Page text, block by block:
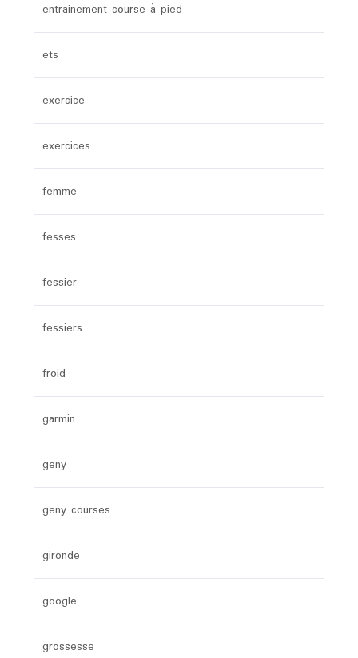
entrainement course à pied
ets
exercice
exercices
femme
fesses
fessier
fessiers
froid
garmin
geny
geny courses
gironde
google
grossesse